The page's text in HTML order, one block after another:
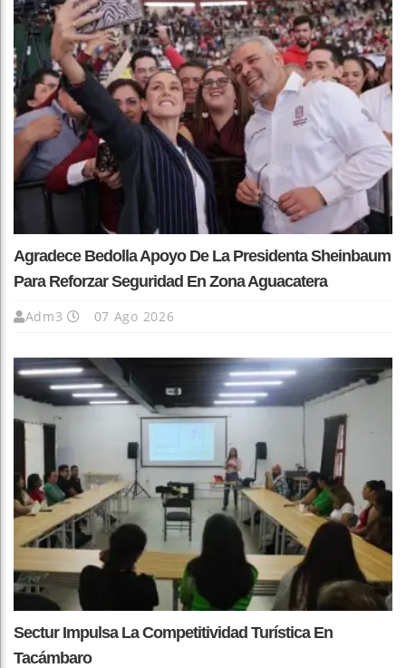
Agradece Bedolla Apoyo De La Presidenta Sheinbaum
Para Reforzar Seguridad En Zona Aguacatera
Adm3 07 Ago 2026
Sectur Impulsa La Competitividad Turística En
Tacámbaro